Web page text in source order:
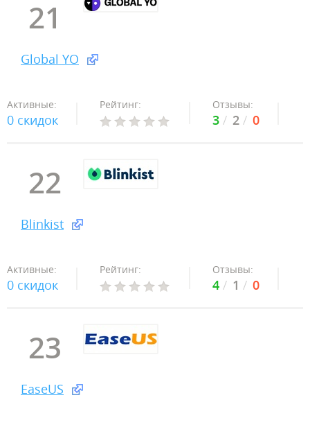
21
Global YO
Активные:
0 скидок
Рейтинг: Отзывы:
3 2 0
22
Blinkist
Активные:
0 скидок
Рейтинг: Отзывы:
4 1 0
23
EaseUS